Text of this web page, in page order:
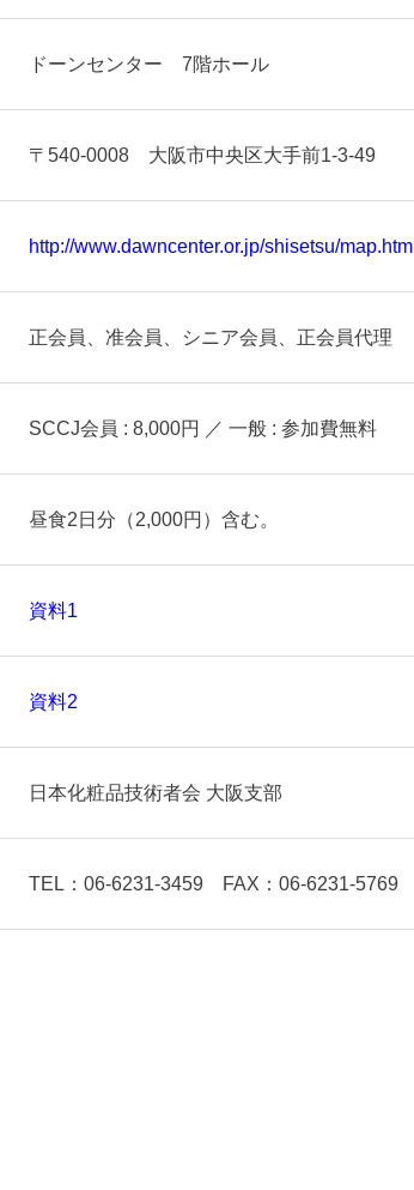
ドーンセンター 7階ホール
〒540-0008 大阪市中央区大手前1-3-49
http://www.dawncenter.or.jp/shisetsu/map.html
正会員、准会員、シニア会員、正会員代理
SCCJ会員 : 8,000円 ／ 一般 : 参加費無料
昼食2日分（2,000円）含む。
資料1
資料2
日本化粧品技術者会 大阪支部
TEL：06-6231-3459 FAX：06-6231-5769